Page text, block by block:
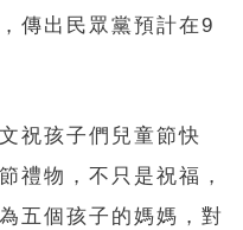
傳出民眾黨預計在9
祝孩子們兒童節快
禮物，不只是祝福，
五個孩子的媽媽，對